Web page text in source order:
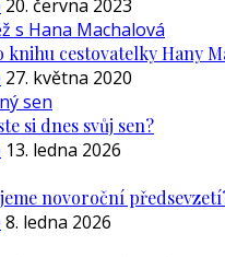
20. června 2023
knihu cestovatelky Hany
27. května 2020
si dnes svůj sen?
13. ledna 2026
novoroční
8. ledna 2026